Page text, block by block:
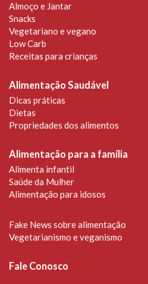
Almoço e Jantar
Snacks
Vegetariano e vegano
Low Carb
Receitas para crianças
Alimentação Saudável
Dicas práticas
Dietas
Propriedades dos alimentos
Alimentação para a família
Alimenta infantil
Saúde da Mulher
Alimentação para idosos
Fake News sobre alimentação
Vegetarianismo e veganismo
Fale Conosco